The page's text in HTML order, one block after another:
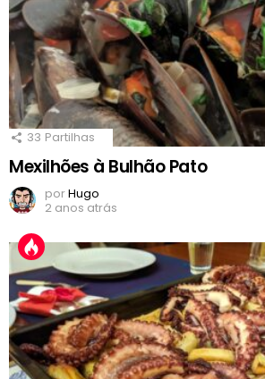
33 Partilhas
Mexilhões à Bulhão Pato
porHugo
2 anos atrás